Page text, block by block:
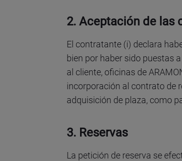
2. Aceptación de las
El contratante (i) declara
bien por haber sido puestas
al cliente, oficinas de
incorporación al contrato de
adquisición de plaza, como
3. Reservas
La petición de reserva se